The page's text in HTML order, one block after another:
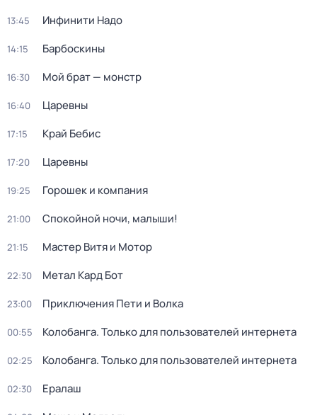
13:45 Инфинити Надо
14:15 Барбоскины
16:30 Мой брат — монстр
16:40 Царевны
17:15 Край Бебис
17:20 Царевны
19:25 Горошек и компания
21:00 Спокойной ночи, малыши!
21:15 Мастер Витя и Мотор
22:30 Метал Кард Бот
23:00 Приключения Пети и Волка
00:55 Колобанга. Только для пользователей интернета
02:25 Колобанга. Только для пользователей интернета
02:30 Ералаш